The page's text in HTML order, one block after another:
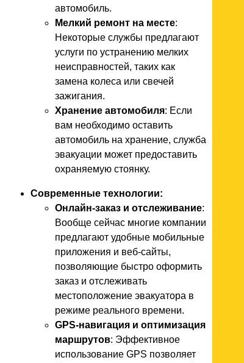
автомобиль.
Мелкий ремонт на месте:
Некоторые службы предлагают
услуги по устранению мелких
неисправностей, таких как
замена колеса или свечей
зажигания.
Хранение автомобиля: Если
вам необходимо оставить
автомобиль на хранение, служба
эвакуации может предоставить
охраняемую стоянку.​​​​​​​​​​​​​​
Современные технологии:
Онлайн-заказ и отслеживание:
Вообще сейчас многие компании
предлагают удобные мобильные
приложения и веб-сайты,
позволяющие быстро оформить
заказ и отслеживать
местоположение эвакуатора в
режиме реального времени.
GPS-навигация и оптимизация
маршрутов: Эффективное
использование GPS позволяет